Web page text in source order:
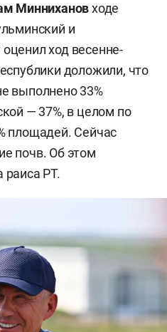
Миннихановходе
и
ход весенне-
доложили, что
выполнено 33%
— 37%, в целом по
площадей. Сейчас
почв. Об этом
раиса РТ.